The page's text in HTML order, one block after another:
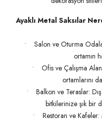
Ayaklı Metal Saksılar
• Salon ve Oturma
ortamın
• Ofis ve Çalışma
ortamlarını
• Balkon ve Teraslar:
bitkilerinize şık bir
• Restoran ve Kafeler: